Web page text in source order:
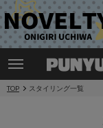
TOP スタイリング一覧